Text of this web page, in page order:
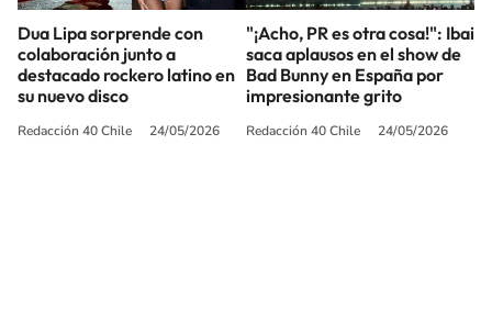
Dua Lipa sorprende con
colaboración junto a
destacado rockero latino en
su nuevo disco
Redacción 40 Chile 24/05/2026
"¡Acho, PR es otra cosa!": Ibai
saca aplausos en el show de
Bad Bunny en España por
impresionante grito
Redacción 40 Chile 24/05/2026